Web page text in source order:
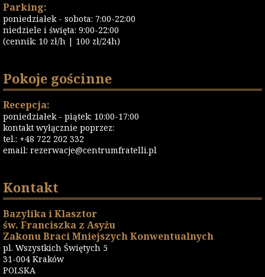
Parking:
poniedziałek - sobota: 7:00-22:00
niedziele i święta: 9:00-22:00
(cennik: 10 zł/h | 100 zł/24h)
Pokoje gościnne
Recepcja:
poniedziałek - piątek: 10:00-17:00
kontakt wyłącznie poprzez:
tel.: +48 722 202 332
email: rezerwacje@centrumfratelli.pl
Kontakt
Bazylika i Klasztor
św. Franciszka z Asyżu
Zakonu Braci Mniejszych Konwentualnych
pl. Wszystkich Świętych 5
31-004 Kraków
POLSKA